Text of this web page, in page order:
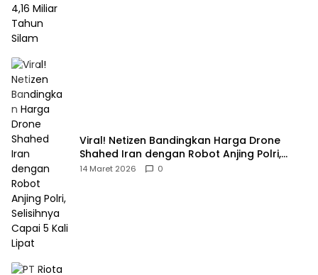
Viral! Netizen Bandingkan Harga Drone
Shahed Iran dengan Robot Anjing Polri,
Selisihnya Capai 5 Kali Lipat
14 Maret 2026 0